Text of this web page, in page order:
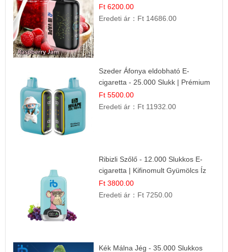
Gyümölcs Íz
Ft 6200.00
Eredeti ár： Ft 14686.00
Szeder Áfonya eldobható E-
cigaretta - 25.000 Slukk | Prémium
Gyümölcs Íz
Ft 5500.00
Eredeti ár： Ft 11932.00
Ribizli Szőlő - 12.000 Slukkos E-
cigaretta | Kifinomult Gyümölcs Íz
Ft 3800.00
Eredeti ár： Ft 7250.00
Kék Málna Jég - 35.000 Slukkos